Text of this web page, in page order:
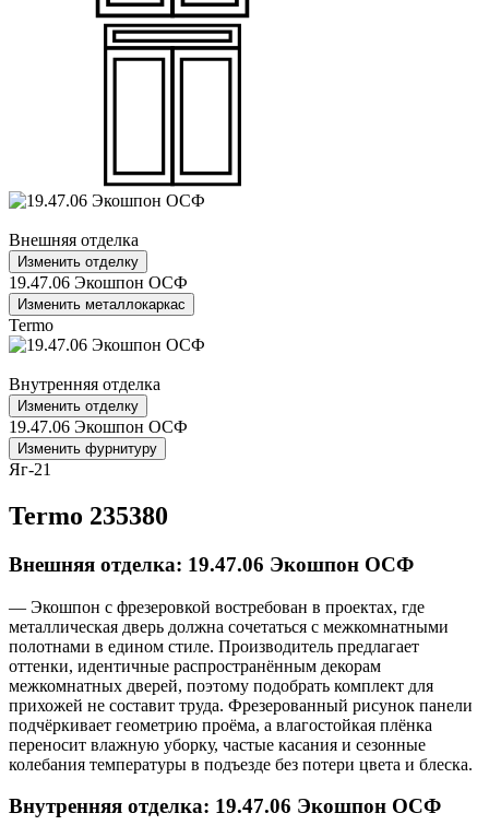
Внешняя отделка
Изменить отделку
19.47.06 Экошпон ОСФ
Изменить металлокаркас
Termo
Внутренняя отделка
Изменить отделку
19.47.06 Экошпон ОСФ
Изменить фурнитуру
Яг-21
Termo 235380
Внешняя отделка: 19.47.06 Экошпон ОСФ
— Экошпон с фрезеровкой востребован в проектах, где
металлическая дверь должна сочетаться с межкомнатными
полотнами в едином стиле. Производитель предлагает
оттенки, идентичные распространённым декорам
межкомнатных дверей, поэтому подобрать комплект для
прихожей не составит труда. Фрезерованный рисунок панели
подчёркивает геометрию проёма, а влагостойкая плёнка
переносит влажную уборку, частые касания и сезонные
колебания температуры в подъезде без потери цвета и блеска.
Внутренняя отделка: 19.47.06 Экошпон ОСФ